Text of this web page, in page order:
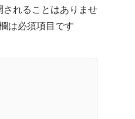
されることはありませ
は必須項目です